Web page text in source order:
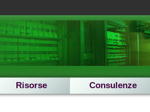
Risorse Consulenze